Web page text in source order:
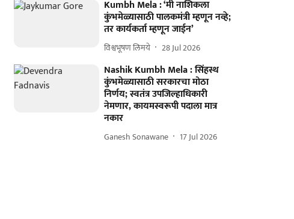
Kumbh Mela : ‘मी नाशिकला
कुंभमेळ्यासाठी पालकमंत्री म्हणून नव्हे;
तर कार्यकर्ता म्हणून जाईन’
विश्वभूषण लिमये 28 Jul 2026
Nashik Kumbh Mela : सिंहस्थ
कुंभमेळ्यासाठी सरकारचा मोठा
निर्णय; स्वतंत्र उपजिल्हाधिकारी
नेमणार, कायमस्वरूपी पदाला मात्र
नकार
Ganesh Sonawane 17 Jul 2026